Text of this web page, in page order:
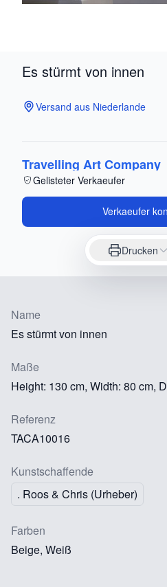
Es stürmt von innen
Versand aus Niederlande
Travelling Art Company
Gelisteter Verkaeufer
Verkaeufer
Drucken
Name
Es stürmt von innen
Maße
Height: 130 cm, Width: 80 cm,
Referenz
TACA10016
Kunstschaffende
. Roos & Chris (Urheber)
Farben
Beige, Weiß